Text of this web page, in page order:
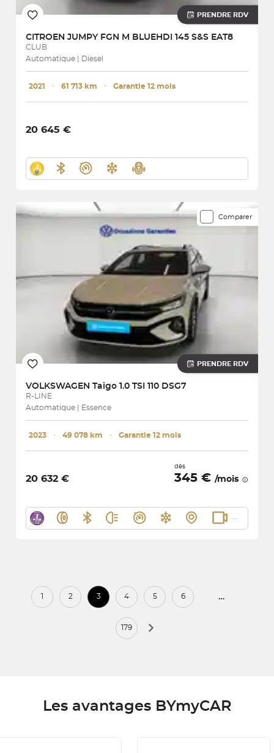
PRENDRE RDV
CITROEN JUMPY FGN M BLUEHDI 145 S&S EAT8
CLUB
Automatique | Diesel
2021 ･ 61 713 km ･ Garantie 12 mois
20 645 €
Comparer
PRENDRE RDV
VOLKSWAGEN Taigo 1.0 TSI 110 DSG7
R-LINE
Automatique | Essence
2023 ･ 49 078 km ･ Garantie 12 mois
20 632 €
dès
345 € /mois
1 2 3 4 5 6 …
179
Les avantages BYmyCAR